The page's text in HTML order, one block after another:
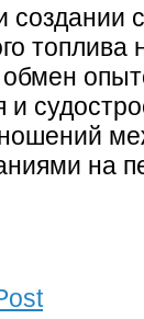
создании
обмен
и
на